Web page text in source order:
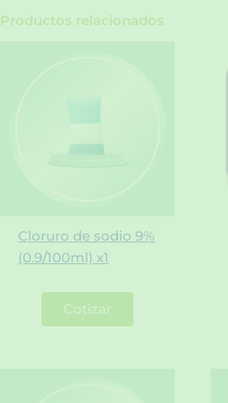
Productos relacionados
Cloruro de sodio 9%
(0.9/100ml) x1
Cotizar